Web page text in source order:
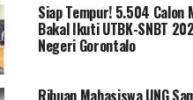
bahwa kuota
awal dan bergantung
infrastruktur,
Siap Tempur! 5.504 Calon
Bakal Ikuti UTBK-SNBT
Negeri Gorontalo
Ribuan Mahasiswa UNG